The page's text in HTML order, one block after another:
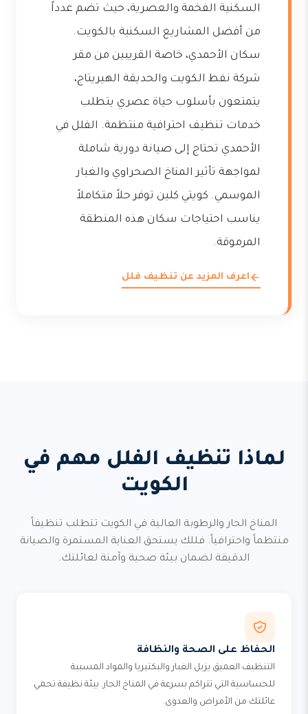
السكنية الفخمة والعصرية، حيث تضم عدداً
من أفضل المشاريع السكنية بالكويت.
سكان الأحمدي، خاصة القريبين من مقر
شركة نفط الكويت والحديقة الهيريتاج،
يتمتعون بأسلوب حياة عصري يتطلب
خدمات تنظيف احترافية منتظمة. الفلل في
الأحمدي تحتاج إلى صيانة دورية شاملة
لمواجهة تأثير المناخ الصحراوي والغبار
الموسمي. كويتي كلين توفر حلاً متكاملاً
يناسب احتياجات سكان هذه المنطقة
المرموقة.
اعرف المزيد عن تنظيف فلل
لماذا تنظيف الفلل مهم في
الكويت
المناخ الحار والرطوبة العالية في الكويت تتطلب تنظيفاً
منتظماً واحترافياً. فللك يستحق العناية المستمرة والصيانة
الدقيقة لضمان بيئة صحية وآمنة لعائلتك.
الحفاظ على الصحة والنظافة
التنظيف العميق يزيل الغبار والبكتيريا والمواد المسببة
للحساسية التي تتراكم بسرعة في المناخ الحار. بيئة نظيفة تحمي
عائلتك من الأمراض والعدوى.